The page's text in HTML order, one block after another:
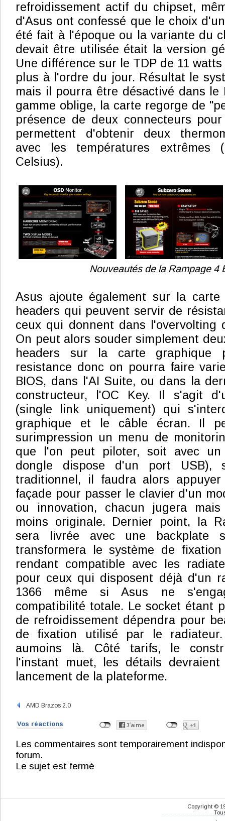
refroidissement actif du chipset,
d'Asus ont confessé que le choix
été fait à l'époque ou la variante du
devait être utilisée était la version
Une différence sur le TDP de 11
plus à l'ordre du jour. Résultat le
mais il pourra être désactivé dans le
gamme oblige, la carte regorge de
présence de deux connecteurs
permettent d'obtenir deux
avec les températures extrêmes
Celsius).
Nouveautés de la Rampage 4
Asus ajoute également sur la
headers qui peuvent servir de
ceux qui donnent dans l'overvolting
On peut alors souder simplement
headers sur la carte graphique
resistance donc on pourra faire
BIOS, dans l'AI Suite, ou dans la
constructeur, l'OC Key. Il s'agit
(single link uniquement) qui
graphique et le câble écran. Il
surimpression un menu de
que l'on peut piloter, soit avec un
dongle dispose d'un port USB),
traditionnel, il faudra alors
façade pour passer le clavier d'un
ou innovation, chacun jugera
moins originale. Dernier point, la
sera livrée avec une backplate
transformera le système de
rendant compatible avec les
pour ceux qui disposent déjà d'un
1366 même si Asus ne
compatibilité totale. Le socket étant
de refroidissement dépendra pour
de fixation utilisé par le
aumoins là. Côté tarifs, le
l'instant muet, les détails
lancement de la plateforme.
AMD Brazos 2.0
Vos réactions
Les commentaires sont temporairement
forum.
Le sujet est fermé
Copyright ©